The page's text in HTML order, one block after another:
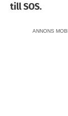
till SOS.
ANNONS